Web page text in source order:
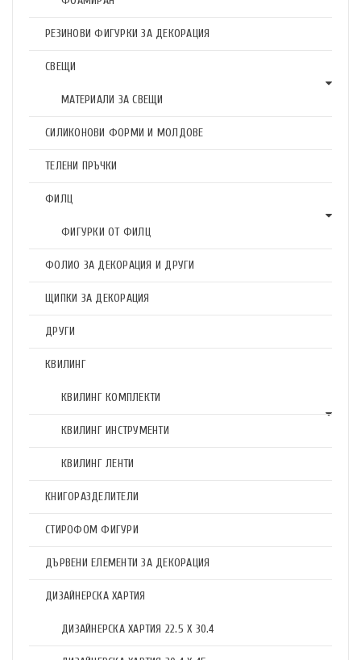
РЕЗИНОВИ ФИГУРКИ ЗА ДЕКОРАЦИЯ
СВЕЩИ
МАТЕРИАЛИ ЗА СВЕЩИ
СИЛИКОНОВИ ФОРМИ И МОЛДОВЕ
ТЕЛЕНИ ПРЪЧКИ
ФИЛЦ
ФИГУРКИ ОТ ФИЛЦ
ФОЛИО ЗА ДЕКОРАЦИЯ И ДРУГИ
ЩИПКИ ЗА ДЕКОРАЦИЯ
ДРУГИ
КВИЛИНГ
КВИЛИНГ КОМПЛЕКТИ
КВИЛИНГ ИНСТРУМЕНТИ
КВИЛИНГ ЛЕНТИ
КНИГОРАЗДЕЛИТЕЛИ
СТИРОФОМ ФИГУРИ
ДЪРВЕНИ ЕЛЕМЕНТИ ЗА ДЕКОРАЦИЯ
ДИЗАЙНЕРСКА ХАРТИЯ
ДИЗАЙНЕРСКА ХАРТИЯ 22.5 X 30.4